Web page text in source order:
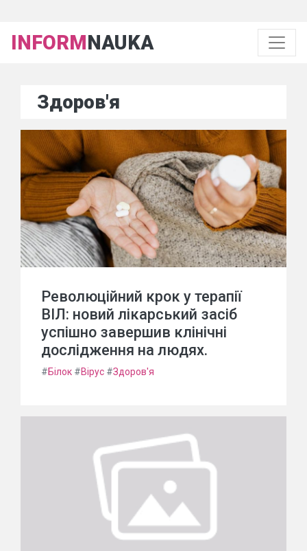
INFORMNAUKA
Здоров'я
Революційний крок у терапії
ВІЛ: новий лікарський засіб
успішно завершив клінічні
дослідження на людях.
#Білок #Вірус #Здоров'я